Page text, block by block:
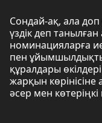
Сондай-ақ, ала
үздік деп
номинацияларға
пен
құралдары
жарқын
әсер мен